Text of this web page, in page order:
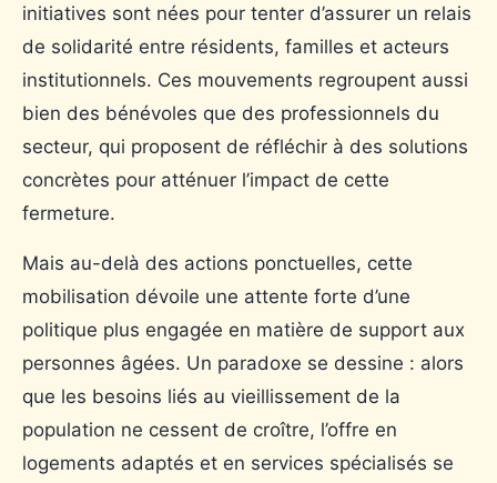
initiatives sont nées pour tenter d’assurer un relais
de solidarité entre résidents, familles et acteurs
institutionnels. Ces mouvements regroupent aussi
bien des bénévoles que des professionnels du
secteur, qui proposent de réfléchir à des solutions
concrètes pour atténuer l’impact de cette
fermeture.
Mais au-delà des actions ponctuelles, cette
mobilisation dévoile une attente forte d’une
politique plus engagée en matière de support aux
personnes âgées. Un paradoxe se dessine : alors
que les besoins liés au vieillissement de la
population ne cessent de croître, l’offre en
logements adaptés et en services spécialisés se